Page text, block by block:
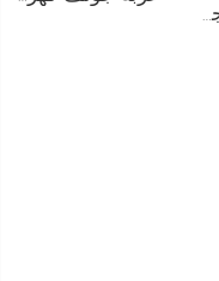
إطارات عربة جولف متعددة فاخرة